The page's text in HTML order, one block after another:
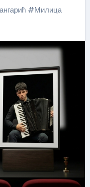
#Милица